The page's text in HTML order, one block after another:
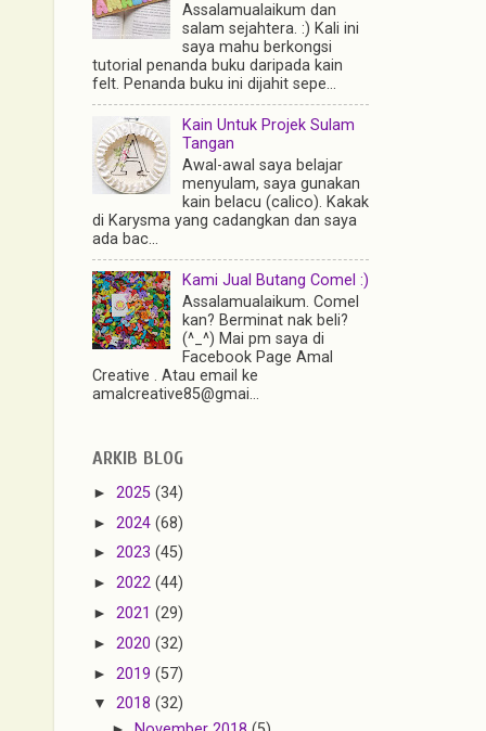
Assalamualaikum dan
salam sejahtera. :) Kali ini
saya mahu berkongsi
tutorial penanda buku daripada kain
felt. Penanda buku ini dijahit sepe...
Kain Untuk Projek Sulam
Tangan
Awal-awal saya belajar
menyulam, saya gunakan
kain belacu (calico). Kakak
di Karysma yang cadangkan dan saya
ada bac...
Kami Jual Butang Comel :)
Assalamualaikum. Comel
kan? Berminat nak beli?
(^_^) Mai pm saya di
Facebook Page Amal
Creative . Atau email ke
amalcreative85@gmai...
ARKIB BLOG
► 2025 (34)
► 2024 (68)
► 2023 (45)
► 2022 (44)
► 2021 (29)
► 2020 (32)
► 2019 (57)
▼ 2018 (32)